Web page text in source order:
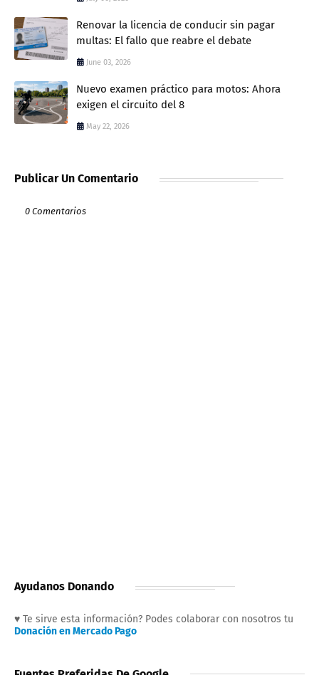
Renovar la licencia de conducir sin pagar
multas: El fallo que reabre el debate
June 03, 2026
Nuevo examen práctico para motos: Ahora
exigen el circuito del 8
May 22, 2026
Publicar Un Comentario
0 Comentarios
Ayudanos Donando
♥ Te sirve esta información? Podes colaborar con nosotros tu
Donación en Mercado Pago